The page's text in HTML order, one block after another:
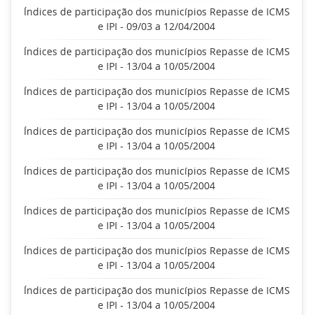
Índices de participação dos municípios Repasse de ICMS
e IPI - 09/03 a 12/04/2004
Índices de participação dos municípios Repasse de ICMS
e IPI - 13/04 a 10/05/2004
Índices de participação dos municípios Repasse de ICMS
e IPI - 13/04 a 10/05/2004
Índices de participação dos municípios Repasse de ICMS
e IPI - 13/04 a 10/05/2004
Índices de participação dos municípios Repasse de ICMS
e IPI - 13/04 a 10/05/2004
Índices de participação dos municípios Repasse de ICMS
e IPI - 13/04 a 10/05/2004
Índices de participação dos municípios Repasse de ICMS
e IPI - 13/04 a 10/05/2004
Índices de participação dos municípios Repasse de ICMS
e IPI - 13/04 a 10/05/2004